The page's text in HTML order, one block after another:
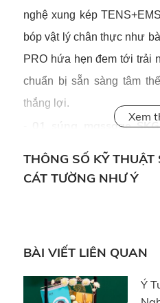
nghệ xung kép
bóp vật lý chân thực như
PRO hứa hẹn đem tới trải
chuẩn bị sẵn sàng tâm
thắng lợi.
01 súng massage
giãn, tác động sâu vào cơ
thông qua Bluetooth, máy
một “bản giao hưởng” nhẹ
THÔNG SỐ KỸ
CÁT TƯỜNG NHƯ Ý
BÀI VIẾT LIÊN QUAN
Ý